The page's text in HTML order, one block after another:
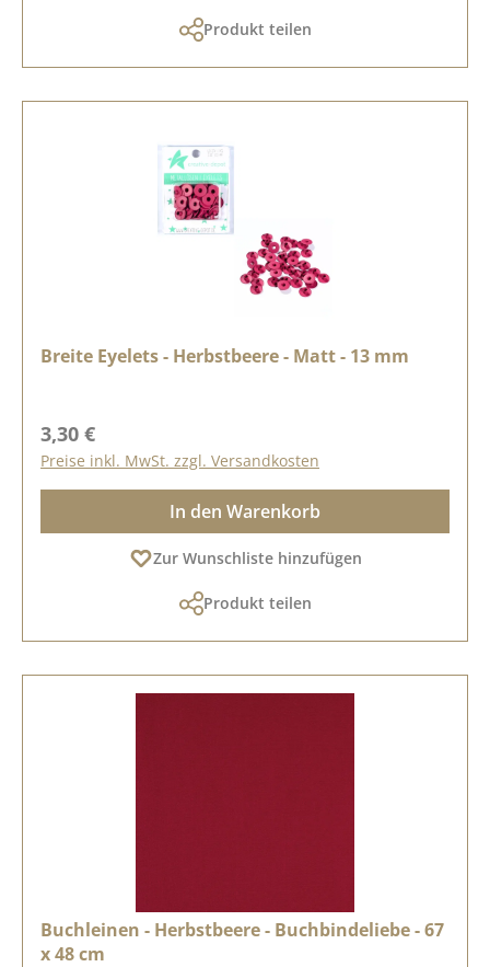
Produkt teilen
Breite Eyelets - Herbstbeere - Matt - 13 mm
Regulärer Preis:
3,30 €
Preise inkl. MwSt. zzgl. Versandkosten
In den Warenkorb
Zur Wunschliste hinzufügen
Produkt teilen
Buchleinen - Herbstbeere - Buchbindeliebe - 67
x 48 cm